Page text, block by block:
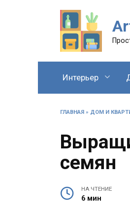
Интерьер
ГЛАВНАЯ » ДОМ И
семян
НА ЧТЕНИЕ
6 мин